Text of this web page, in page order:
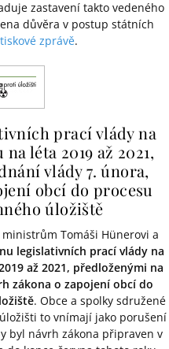
zastavení takto vedeného
důvěra v postup státních
tiskové zprávě.
prací vlády na
léta 2019 až 2021,
vlády 7. února,
obcí do procesu
úložiště
Tomáši Hünerovi a
legislativních prací vlády na
až 2021, předloženými na
zákona o zapojení obcí do
. Obce a spolky sdružené
to vnímají jako porušení
byl návrh zákona připraven v